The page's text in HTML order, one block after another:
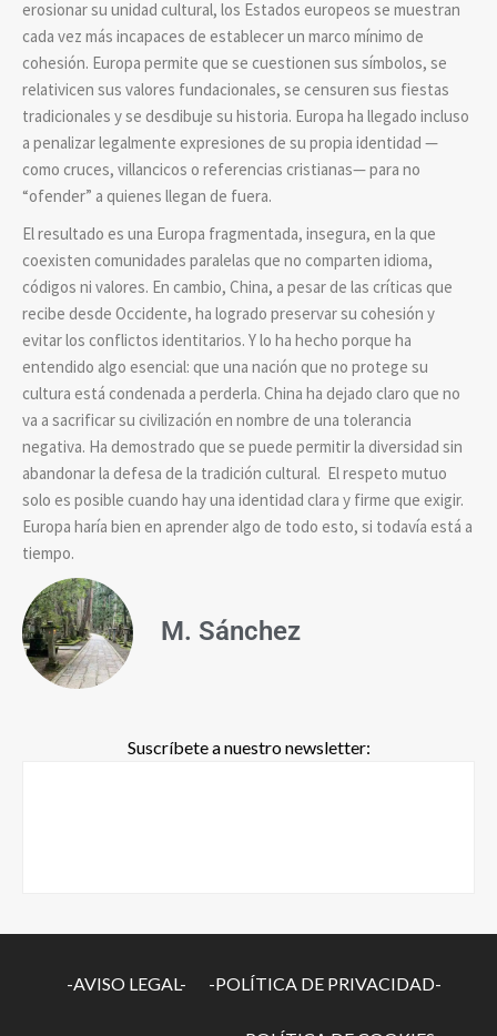
erosionar su unidad cultural, los Estados europeos se muestran
cada vez más incapaces de establecer un marco mínimo de
cohesión. Europa permite que se cuestionen sus símbolos, se
relativicen sus valores fundacionales, se censuren sus fiestas
tradicionales y se desdibuje su historia. Europa ha llegado incluso
a penalizar legalmente expresiones de su propia identidad —
como cruces, villancicos o referencias cristianas— para no
“ofender” a quienes llegan de fuera.
El resultado es una Europa fragmentada, insegura, en la que
coexisten comunidades paralelas que no comparten idioma,
códigos ni valores. En cambio, China, a pesar de las críticas que
recibe desde Occidente, ha logrado preservar su cohesión y
evitar los conflictos identitarios. Y lo ha hecho porque ha
entendido algo esencial: que una nación que no protege su
cultura está condenada a perderla. China ha dejado claro que no
va a sacrificar su civilización en nombre de una tolerancia
negativa. Ha demostrado que se puede permitir la diversidad sin
abandonar la defesa de la tradición cultural. El respeto mutuo
solo es posible cuando hay una identidad clara y firme que exigir.
Europa haría bien en aprender algo de todo esto, si todavía está a
tiempo.
M. Sánchez
Suscríbete a nuestro newsletter:
-AVISO LEGAL- -POLÍTICA DE PRIVACIDAD-